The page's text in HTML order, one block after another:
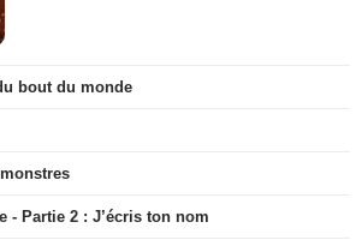
bout du monde
- Partie 2 : J’écris ton nom